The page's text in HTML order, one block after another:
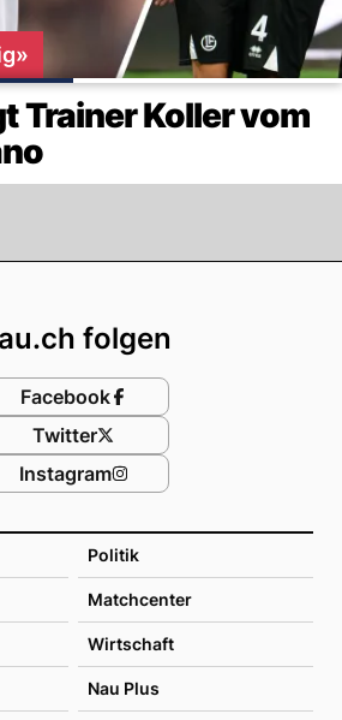
Trainer Koller vom
Politik
Matchcenter
Wirtschaft
Nau Plus
folgen
Facebook
Twitter
Instagram